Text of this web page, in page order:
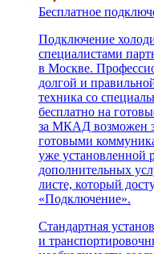
Бесплатное
Подключение
специалистами
в Москве.
долгой и
техника со
бесплатно на
за МКАД возможен
готовыми
уже установленной
дополнительных
листе, который
«Подключение».
Стандартная
и